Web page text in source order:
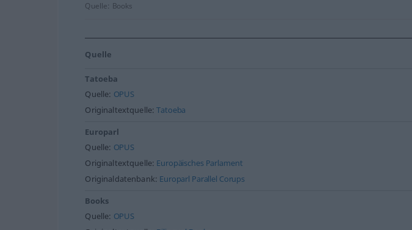
Quelle: Books
Quelle
Tatoeba
Quelle: OPUS
Originaltextquelle:Tatoeba
Europarl
Quelle: OPUS
Originaltextquelle: Europäisches Parlament
Originaldatenbank: Europarl Parallel Corups
Books
Quelle: OPUS